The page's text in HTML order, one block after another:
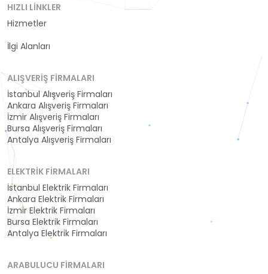
HIZLI LINKLER
Hizmetler
İlgi Alanları
ALIŞVERIŞ FIRMALARI
İstanbul Alışveriş Firmaları
Ankara Alışveriş Firmaları
İzmir Alışveriş Firmaları
Bursa Alışveriş Firmaları
Antalya Alışveriş Firmaları
ELEKTRIK FIRMALARI
İstanbul Elektrik Firmaları
Ankara Elektrik Firmaları
İzmir Elektrik Firmaları
Bursa Elektrik Firmaları
Antalya Elektrik Firmaları
ARABULUCU FIRMALARI